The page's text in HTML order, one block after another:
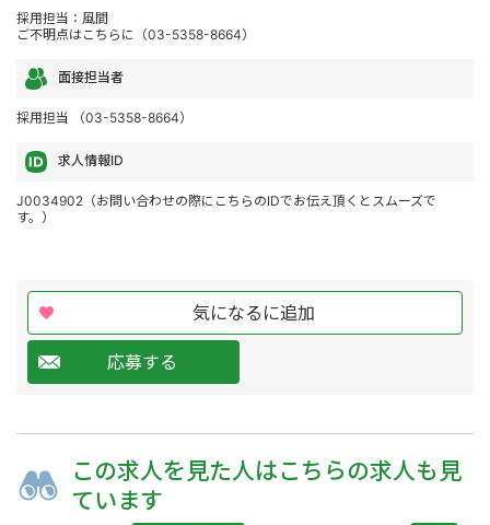
採用担当：風間
ご不明点はこちらに（03-5358-8664）
面接担当者
採用担当 （03-5358-8664）
求人情報ID
J0034902（お問い合わせの際にこちらのIDでお伝え頂くとスムーズで
す。）
気になるに追加
応募する
この求人を 見た人はこちらの求人も 見
ています